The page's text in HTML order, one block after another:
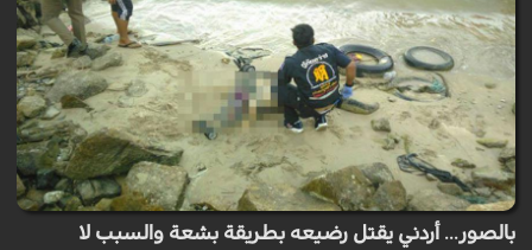
بالصور... أردني يقتل رضيعه بطريقة بشعة والسبب لا